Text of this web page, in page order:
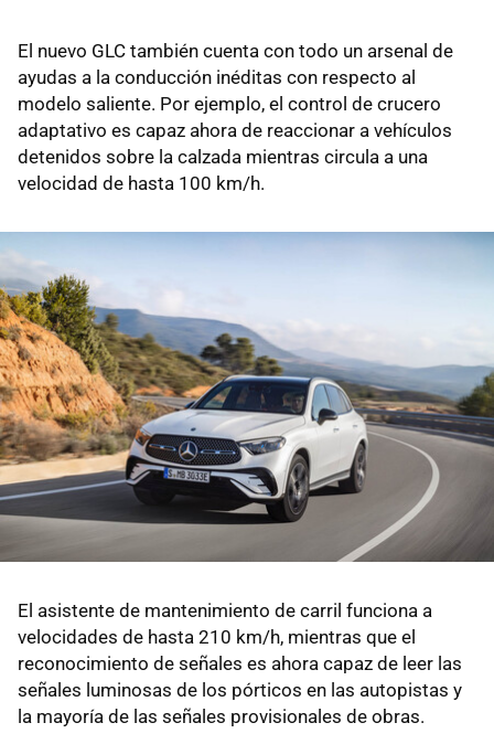
El nuevo GLC también cuenta con todo un arsenal de
ayudas a la conducción inéditas con respecto al
modelo saliente. Por ejemplo, el control de crucero
adaptativo es capaz ahora de reaccionar a vehículos
detenidos sobre la calzada mientras circula a una
velocidad de hasta 100 km/h.
El asistente de mantenimiento de carril funciona a
velocidades de hasta 210 km/h, mientras que el
reconocimiento de señales es ahora capaz de leer las
señales luminosas de los pórticos en las autopistas y
la mayoría de las señales provisionales de obras.